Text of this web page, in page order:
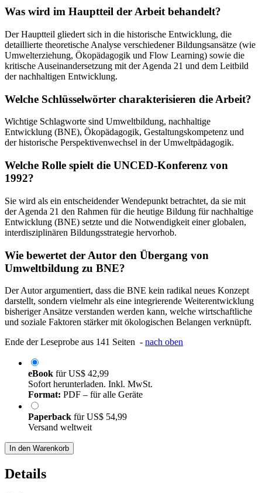
Was wird im Hauptteil der Arbeit behandelt?
Der Hauptteil gliedert sich in die historische Entwicklung, die
detaillierte theoretische Analyse verschiedener Bildungsansätze (wie
Umwelterziehung, Ökopädagogik und Flow Learning) sowie die
kritische Auseinandersetzung mit der Agenda 21 und dem Leitbild
der nachhaltigen Entwicklung.
Welche Schlüsselwörter charakterisieren die Arbeit?
Wichtige Schlagworte sind Umweltbildung, nachhaltige
Entwicklung (BNE), Ökopädagogik, Gestaltungskompetenz und
der historische Perspektivenwechsel in der Umweltpädagogik.
Welche Rolle spielt die UNCED-Konferenz von
1992?
Sie wird als ein entscheidender Wendepunkt betrachtet, da sie mit
der Agenda 21 den Rahmen für die heutige Bildung für nachhaltige
Entwicklung (BNE) setzte und die Notwendigkeit einer globalen,
interdisziplinären Bildungsstrategie hervorhob.
Wie bewertet der Autor den Übergang von
Umweltbildung zu BNE?
Der Autor argumentiert, dass die BNE kein radikal neues Konzept
darstellt, sondern vielmehr als eine integrierende Weiterentwicklung
bisheriger Ansätze verstanden werden kann, welche wirtschaftliche
und soziale Faktoren stärker mit ökologischen Belangen verknüpft.
Ende der Leseprobe aus 141 Seiten - nach oben
eBook fürUS$ 42,99
Sofort herunterladen. Inkl. MwSt.
Format: PDF – für alle Geräte
Paperback fürUS$ 54,99
Versand weltweit
In den Warenkorb
Details